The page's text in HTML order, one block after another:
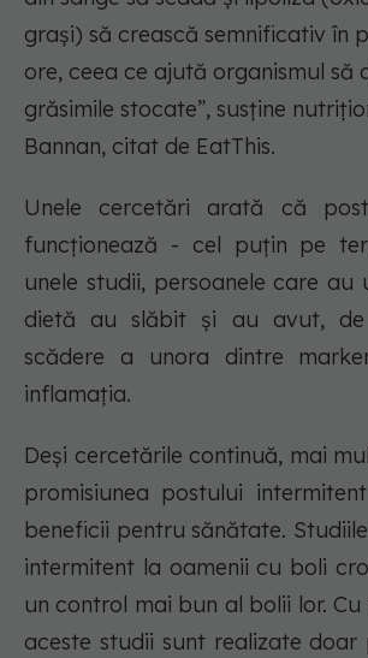
grași) să crească semnificativ în
ore, ceea ce ajută organismul să
grăsimile stocate”, susține
Bannan, citat de EatThis.
Unele cercetări arată că
funcționează - cel puțin pe
unele studii, persoanele care au
dietă au slăbit și au avut, de
scădere a unora dintre
inflamația.
Deși cercetările continuă, mai
promisiunea postului
beneficii pentru sănătate.
intermitent la oamenii cu boli
un control mai bun al bolii lor.
aceste studii sunt realizate